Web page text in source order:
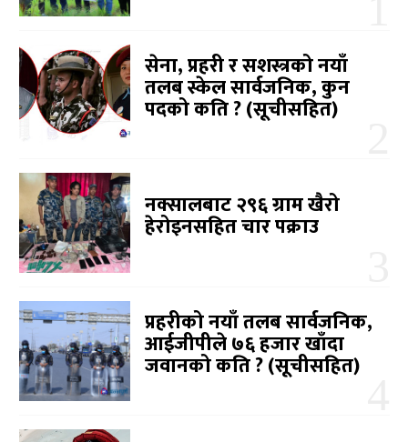
सेना, प्रहरी र सशस्त्रको नयाँ
तलब स्केल सार्वजनिक, कुन
पदको कति ? (सूचीसहित)
नक्सालबाट २९६ ग्राम खैरो
हेरोइनसहित चार पक्राउ
प्रहरीको नयाँ तलब सार्वजनिक,
आईजीपीले ७६ हजार खाँदा
जवानको कति ? (सूचीसहित)